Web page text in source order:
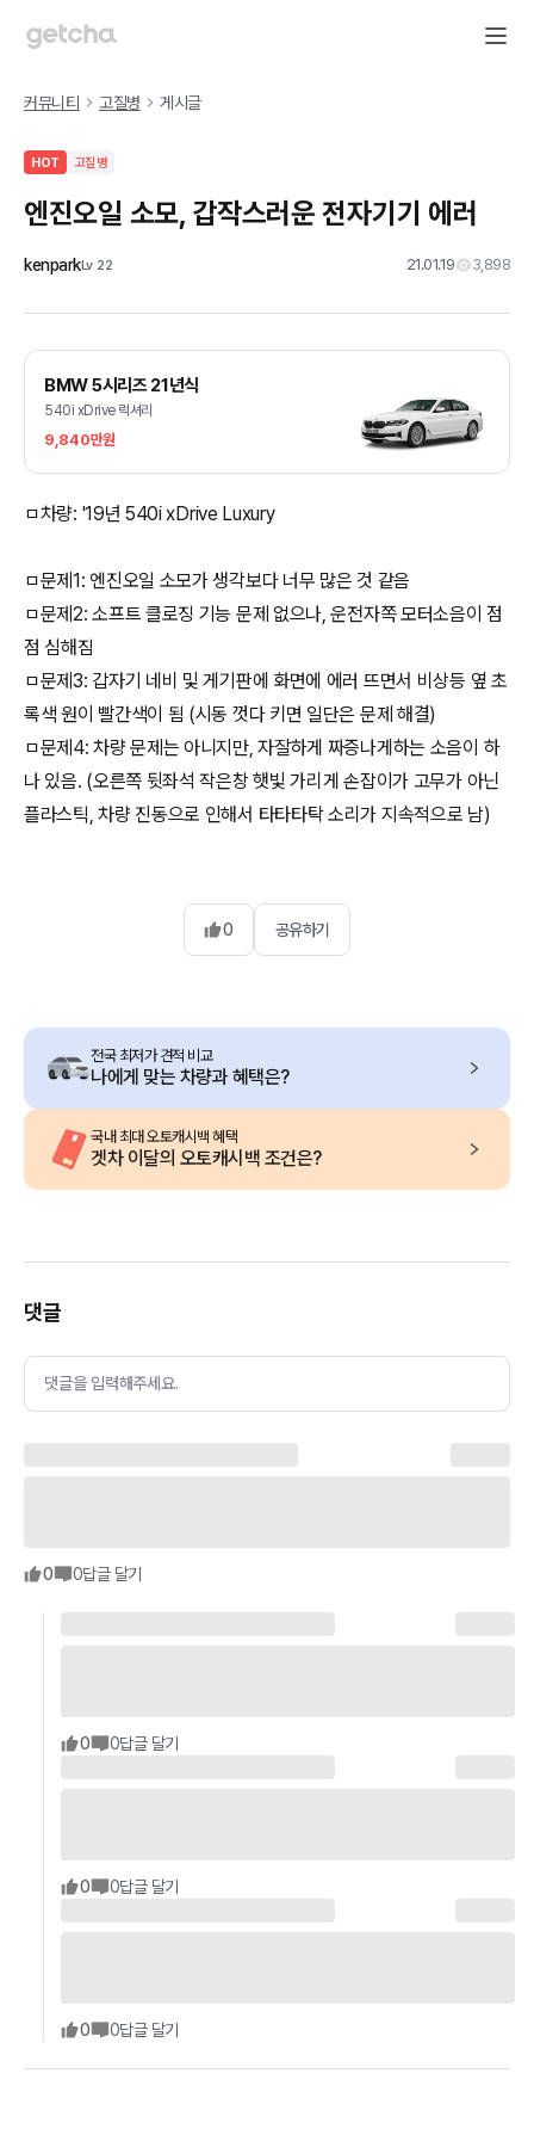
커뮤니티 고질병 게시글
HOT 고질병
엔진오일 소모, 갑작스러운 전자기기 에러
kenparkLv 22 21.01.19 3,898
BMW 5시리즈 21년식
540i xDrive 럭셔리
9,840만원
ㅁ차량: '19년 540i xDrive Luxury
ㅁ문제1: 엔진오일 소모가 생각보다 너무 많은 것 같음
ㅁ문제2: 소프트 클로징 기능 문제 없으나, 운전자쪽 모터소음이 점
점 심해짐
ㅁ문제3: 갑자기 네비 및 게기판에 화면에 에러 뜨면서 비상등 옆 초
록색 원이 빨간색이 됨 (시동 껏다 키면 일단은 문제 해결)
ㅁ문제4: 차량 문제는 아니지만, 자잘하게 짜증나게하는 소음이 하
나 있음. (오른쪽 뒷좌석 작은창 햇빛 가리게 손잡이가 고무가 아닌
플라스틱, 차량 진동으로 인해서 타타타탁 소리가 지속적으로 남)
0 공유하기
전국 최저가 견적 비교
나에게 맞는 차량과 혜택은?
국내 최대 오토캐시백 혜택
겟차 이달의 오토캐시백 조건은?
댓글
댓글을 입력해주세요.
0 0답글 달기
0 0답글 달기
0 0답글 달기
0 0답글 달기